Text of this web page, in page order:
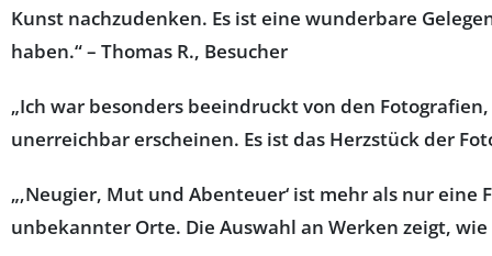
Kunst nachzudenken. Es ist eine wunderbare
haben.“ – Thomas R., Besucher
„Ich war besonders beeindruckt von den
unerreichbar erscheinen. Es ist das Herzstück der
„‚Neugier, Mut und Abenteuer‘ ist mehr als nur
unbekannter Orte. Die Auswahl an Werken zeigt,